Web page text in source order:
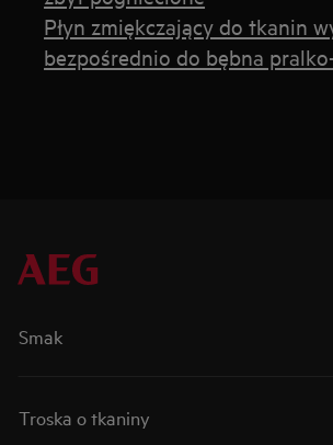
Płyn zmiękczający do tkanin
bezpośrednio do bębna
Smak
Troska o tkaniny